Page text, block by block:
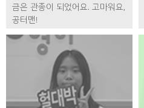
금은 관종이 되었어요. 고마워요,
공터맨!